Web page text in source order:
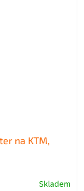
na KTM,
Skladem